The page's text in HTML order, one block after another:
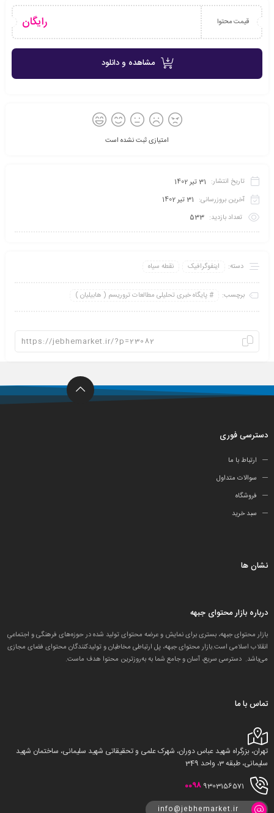
قیمت محتوا رایگان
مشاهده و دانلود
امتیازی ثبت نشده است
تاریخ انتشار: 31 تیر 1402
آخرین بروزرسانی: 31 تیر 1402
تعداد بازدید: 533
دسته: اینفو‌گرافیک نقطه سیاه
برچسب: پایگاه خبری تحلیلی مطالعات تروریسم ( هابیلیان )
دسترسی فوری
ارتباط با ما
سوالات متداول
فروشگاه
سبد خرید
نشان ها
درباره بازار محتوای جبهه
بازار محتوای جبهه، بستری برای نمایش و عرضه محتوای تولید شده در حوزه‌های فرهنگی و اجتماعیِ
انقلاب اسلامی است.بازار محتوای جبهه، پل ارتباطی مخاطبان و تولید‌کنندگان محتوای فضای مجازی
می‌باشد. دسترسی سریع، آسان و جامع شما به به‌روزترین محتوا هدف ماست.
تماس با ما
تهران، بزرگراه شهید عباس دوران، شهرک علمی و تحقیقاتی شهید سلیمانی، ساختمان شهید
سلیمانی، طبقه 3، واحد 349
0098 9303156571
info@jebhemarket.ir